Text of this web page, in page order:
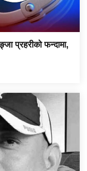
प्रहरीको फन्दामा,